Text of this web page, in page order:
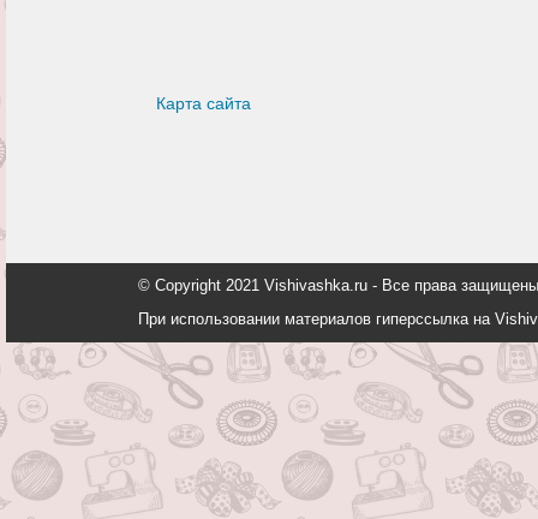
Карта сайта
© Copyright 2021 Vishivashka.ru - Все права
При использовании материалов гиперссылка на